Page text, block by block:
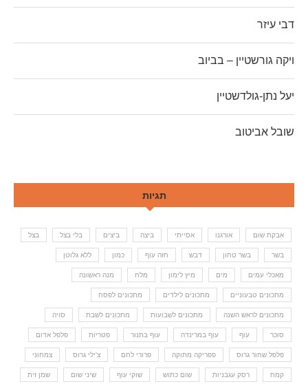
דבי עיזר
ויקה גורשטיין – בביוב
יעל נתן-גולדשטיין
שובל אביטוב
תגיות
אבקת שום אורגנו אסייתי ביצה ביצים בלי בצל בצל
בשר בשר טחון דבש חזה עוף כמון ללא גלוטן
מאכלי עמים מים מיץ לימון מלח מנה ראשונה
מתכונים טבעוניים מתכונים לילדים מתכונים לפסח
מתכונים לראש השנה מתכונים לשבועות מתכונים לשבת סויה
סוכר עוף עוף במרינדה עוף בתנור פטריות פלפל אדום
פלפל שחור גרוס פפריקה מתוקה פרורי לחם צ'ילי גרוס צמחוני
קמח רסק עגבניות שום כתוש שוקי עוף שיני שום שמן זית